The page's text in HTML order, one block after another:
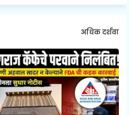
अधिक दर्शवा